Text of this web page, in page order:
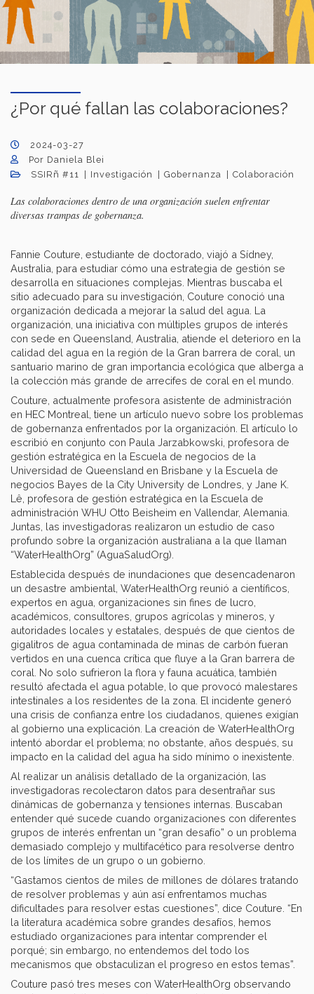
¿Por qué fallan las colaboraciones?
2024-03-27
Por Daniela Blei
SSIRñ #11
Investigación Gobernanza Colaboración
Las colaboraciones dentro de una organización suelen enfrentar
diversas trampas de gobernanza.
Fannie Couture, estudiante de doctorado, viajó a Sídney,
Australia, para estudiar cómo una estrategia de gestión se
desarrolla en situaciones complejas. Mientras buscaba el
sitio adecuado para su investigación, Couture conoció una
organización dedicada a mejorar la salud del agua. La
organización, una iniciativa con múltiples grupos de interés
con sede en Queensland, Australia, atiende el deterioro en la
calidad del agua en la región de la Gran barrera de coral, un
santuario marino de gran importancia ecológica que alberga a
la colección más grande de arrecifes de coral en el mundo.
Couture, actualmente profesora asistente de administración
en HEC Montreal, tiene un artículo nuevo sobre los problemas
de gobernanza enfrentados por la organización. El artículo lo
escribió en conjunto con Paula Jarzabkowski, profesora de
gestión estratégica en la Escuela de negocios de la
Universidad de Queensland en Brisbane y la Escuela de
negocios Bayes de la City University de Londres, y Jane K.
Lê, profesora de gestión estratégica en la Escuela de
administración WHU Otto Beisheim en Vallendar, Alemania.
Juntas, las investigadoras realizaron un estudio de caso
profundo sobre la organización australiana a la que llaman
“WaterHealthOrg” (AguaSaludOrg).
Establecida después de inundaciones que desencadenaron
un desastre ambiental, WaterHealthOrg reunió a científicos,
expertos en agua, organizaciones sin fines de lucro,
académicos, consultores, grupos agrícolas y mineros, y
autoridades locales y estatales, después de que cientos de
gigalitros de agua contaminada de minas de carbón fueran
vertidos en una cuenca crítica que fluye a la Gran barrera de
coral. No solo sufrieron la flora y fauna acuática, también
resultó afectada el agua potable, lo que provocó malestares
intestinales a los residentes de la zona. El incidente generó
una crisis de confianza entre los ciudadanos, quienes exigían
al gobierno una explicación. La creación de WaterHealthOrg
intentó abordar el problema; no obstante, años después, su
impacto en la calidad del agua ha sido mínimo o inexistente.
Al realizar un análisis detallado de la organización, las
investigadoras recolectaron datos para desentrañar sus
dinámicas de gobernanza y tensiones internas. Buscaban
entender qué sucede cuando organizaciones con diferentes
grupos de interés enfrentan un “gran desafío” o un problema
demasiado complejo y multifacético para resolverse dentro
de los límites de un grupo o un gobierno.
“Gastamos cientos de miles de millones de dólares tratando
de resolver problemas y aún así enfrentamos muchas
dificultades para resolver estas cuestiones”, dice Couture. “En
la literatura académica sobre grandes desafíos, hemos
estudiado organizaciones para intentar comprender el
porqué; sin embargo, no entendemos del todo los
mecanismos que obstaculizan el progreso en estos temas”.
Couture pasó tres meses con WaterHealthOrg observando